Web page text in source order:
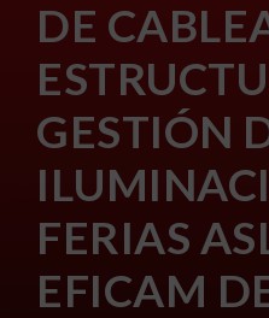
DE
GESTIÓN
FERIAS
EFICAM